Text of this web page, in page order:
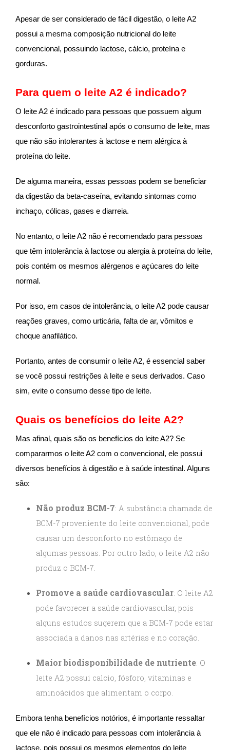
Apesar de ser considerado de fácil digestão, o leite A2
possui a mesma composição nutricional do leite
convencional, possuindo lactose, cálcio, proteína e
gorduras.
Para quem o leite A2 é indicado?
O leite A2 é indicado para pessoas que possuem algum
desconforto gastrointestinal após o consumo de leite, mas
que não são intolerantes à lactose e nem alérgica à
proteína do leite.
De alguma maneira, essas pessoas podem se beneficiar
da digestão da beta-caseína, evitando sintomas como
inchaço, cólicas, gases e diarreia.
No entanto, o leite A2 não é recomendado para pessoas
que têm intolerância à lactose ou alergia à proteína do leite,
pois contém os mesmos alérgenos e açúcares do leite
normal.
Por isso, em casos de intolerância, o leite A2 pode causar
reações graves, como urticária, falta de ar, vômitos e
choque anafilático.
Portanto, antes de consumir o leite A2, é essencial saber
se você possui restrições à leite e seus derivados. Caso
sim, evite o consumo desse tipo de leite.
Quais os benefícios do leite A2?
Mas afinal, quais são os benefícios do leite A2? Se
compararmos o leite A2 com o convencional, ele possui
diversos benefícios à digestão e à saúde intestinal. Alguns
são:
Não produz BCM-7: A substância chamada de
BCM-7 proveniente do leite convencional, pode
causar um desconforto no estômago de
algumas pessoas. Por outro lado, o leite A2 não
produz o BCM-7.
Promove a saúde cardiovascular: O leite A2
pode favorecer a saúde cardiovascular, pois
alguns estudos sugerem que a BCM-7 pode estar
associada a danos nas artérias e no coração.
Maior biodisponibilidade de nutriente: O
leite A2 possui calcio, fósforo, vitaminas e
aminoácidos que alimentam o corpo.
Embora tenha benefícios notórios, é importante ressaltar
que ele não é indicado para pessoas com intolerância à
lactose, pois possui os mesmos elementos do leite